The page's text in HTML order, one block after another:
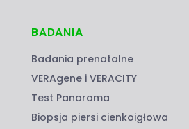
BADANIA
Badania prenatalne
VERAgene i VERACITY
Test Panorama
Biopsja piersi cienkoigłowa